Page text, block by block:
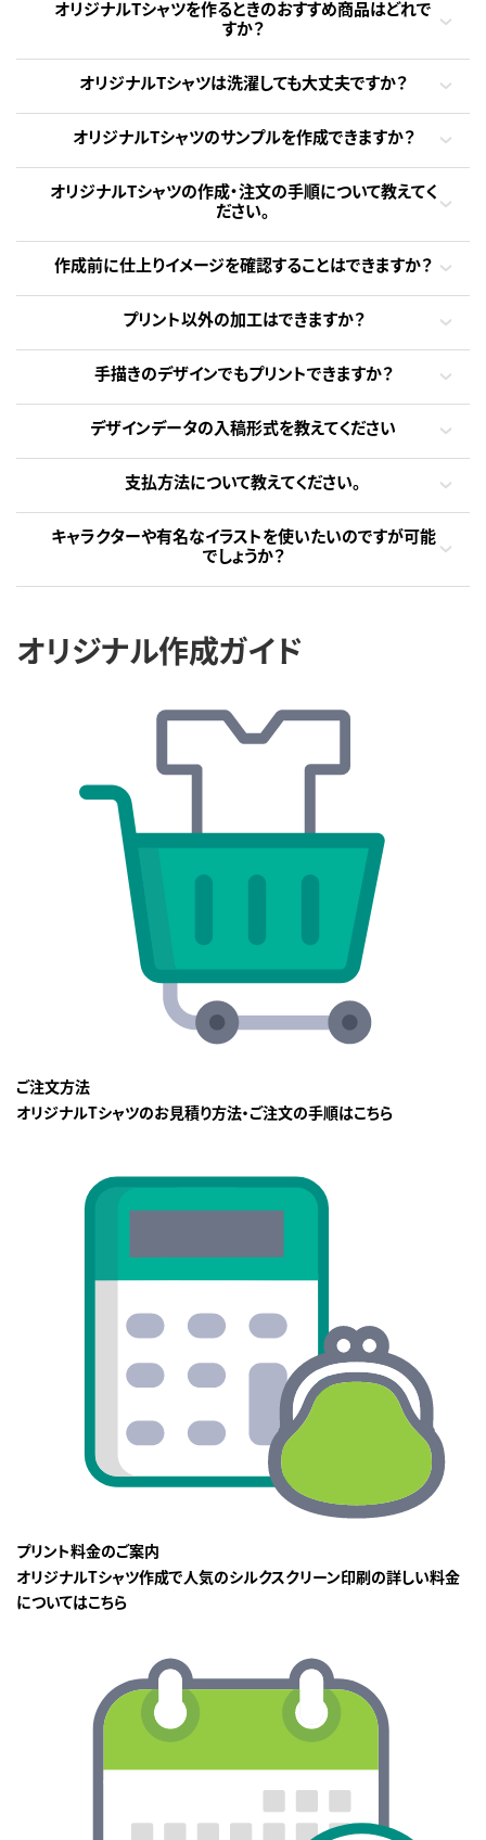
オリジナルTシャツを作るときのおすすめ商品はどれで
すか？
オリジナルTシャツは洗濯しても大丈夫ですか？
オリジナルTシャツのサンプルを作成できますか？
オリジナルTシャツの作成・注文の手順について教えてく
ださい。
作成前に仕上りイメージを確認することはできますか？
プリント以外の加工はできますか？
手描きのデザインでもプリントできますか？
デザインデータの入稿形式を教えてください
支払方法について教えてください。
キャラクターや有名なイラストを使いたいのですが可能
でしょうか？
オリジナル作成ガイド
ご注文方法
オリジナルTシャツのお見積り方法・ご注文の手順はこちら
プリント料金のご案内
オリジナルTシャツ作成で人気のシルクスクリーン印刷の詳しい料金
についてはこちら